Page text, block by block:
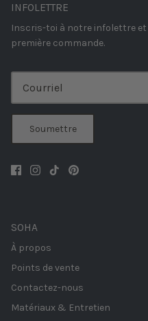
INFOLETTRE
Inscris-toi à notre infolettre et
première commande.
Soumettre
SOHA
À propos
Points de vente
Contactez-nous
Matériaux & Entretien